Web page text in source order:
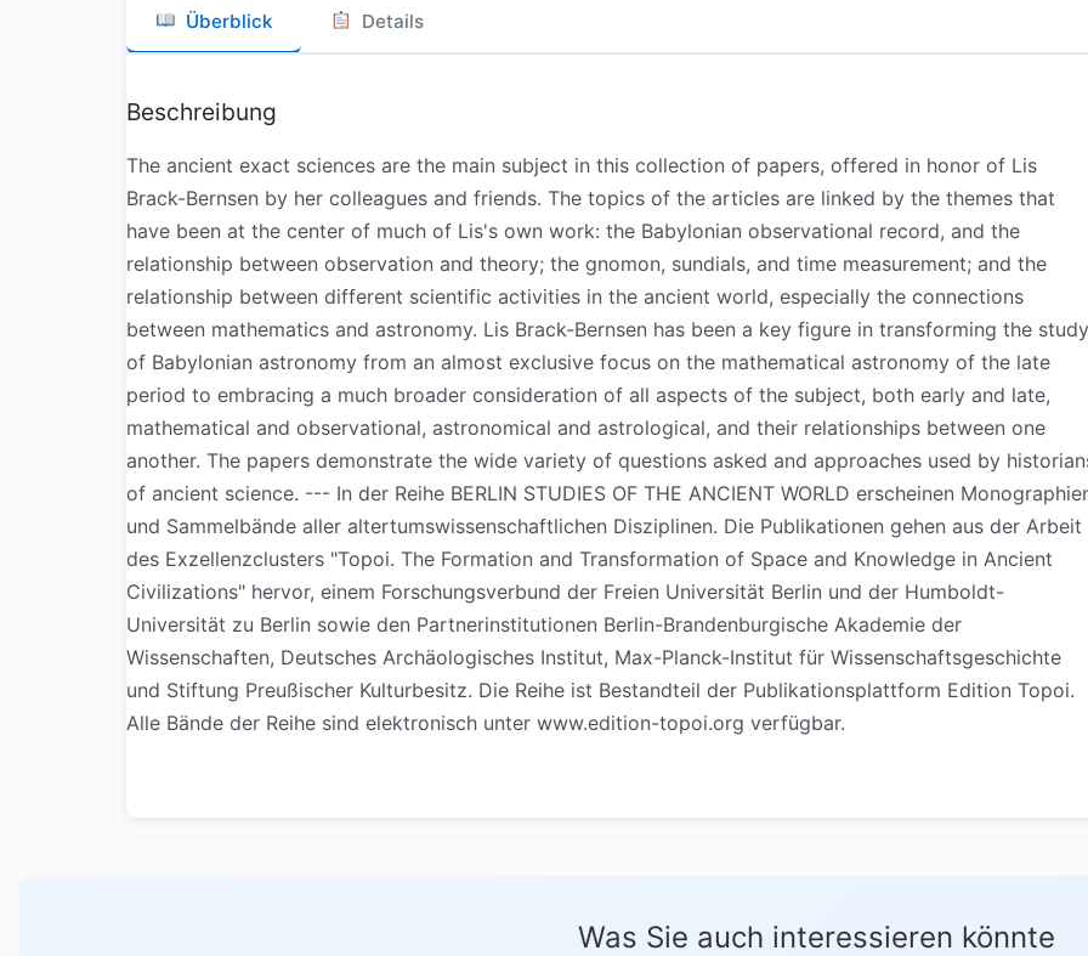
Überblick Details
Beschreibung
The ancient exact sciences are the main subject in this collection of papers, offered in honor of Lis
Brack-Bernsen by her colleagues and friends. The topics of the articles are linked by the themes that
have been at the center of much of Lis's own work: the Babylonian observational record, and the
relationship between observation and theory; the gnomon, sundials, and time measurement; and the
relationship between different scientific activities in the ancient world, especially the connections
between mathematics and astronomy. Lis Brack-Bernsen has been a key figure in transforming the study
of Babylonian astronomy from an almost exclusive focus on the mathematical astronomy of the late
period to embracing a much broader consideration of all aspects of the subject, both early and late,
mathematical and observational, astronomical and astrological, and their relationships between one
another. The papers demonstrate the wide variety of questions asked and approaches used by
of ancient science. --- In der Reihe BERLIN STUDIES OF THE ANCIENT WORLD erscheinen
und Sammelbände aller altertumswissenschaftlichen Disziplinen. Die Publikationen gehen aus der Arbeit
des Exzellenzclusters "Topoi. The Formation and Transformation of Space and Knowledge in Ancient
Civilizations" hervor, einem Forschungsverbund der Freien Universität Berlin und der Humboldt-
Universität zu Berlin sowie den Partnerinstitutionen Berlin-Brandenburgische Akademie der
Wissenschaften, Deutsches Archäologisches Institut, Max-Planck-Institut für Wissenschaftsgeschichte
und Stiftung Preußischer Kulturbesitz. Die Reihe ist Bestandteil der Publikationsplattform Edition Topoi.
Alle Bände der Reihe sind elektronisch unter www.edition-topoi.org verfügbar.
Was Sie auch interessieren könnte